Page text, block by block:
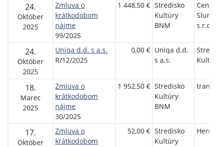
24.
Október
2025
Zmluva o
krátkodobom
nájme
99/2025
1 448,50 € Stredisko
Kultúry
BNM
s.r.o.
24.
Október
2025
Uniqa d.d. s a.s.
R/12/2025
0,00 € Uniqa d.d.
s a.s.
18.
Marec
2025
Zmluva o
krátkodobom
nájme
30/2025
1 952,50 € Stredisko
Kultúry
BNM
17.
Október
Zmluva o
krátkodobom
52,00 € Stredisko
Kultúry